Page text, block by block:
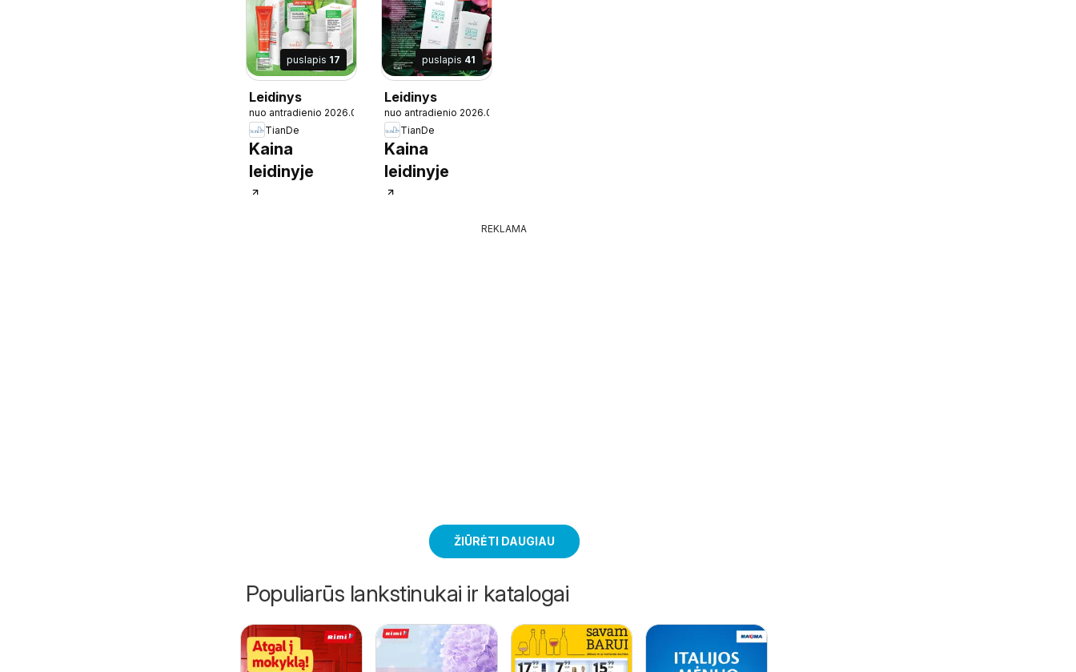
puslapis 17
Leidinys
nuo antradienio 2026.02.10
TianDe
Kaina
leidinyje
puslapis 41
Leidinys
nuo antradienio 2026.02.10
TianDe
Kaina
leidinyje
REKLAMA
ŽIŪRĖTI DAUGIAU
Populiarūs lankstinukai ir katalogai